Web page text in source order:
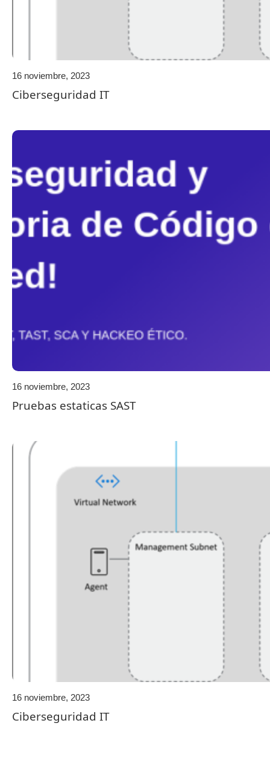
16 noviembre, 2023
Ciberseguridad IT
16 noviembre, 2023
Pruebas estaticas SAST
16 noviembre, 2023
Ciberseguridad IT